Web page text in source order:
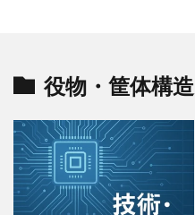
役物・筐体構造